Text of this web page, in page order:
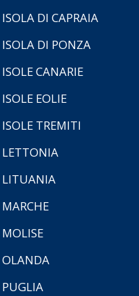
ISOLA DI CAPRAIA
ISOLA DI PONZA
ISOLE CANARIE
ISOLE EOLIE
ISOLE TREMITI
LETTONIA
LITUANIA
MARCHE
MOLISE
OLANDA
PUGLIA